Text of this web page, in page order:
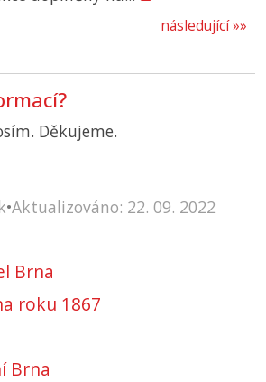
následující »»
Děkujeme.
•Aktualizováno: 22. 09. 2022
Brna
roku 1867
Brna